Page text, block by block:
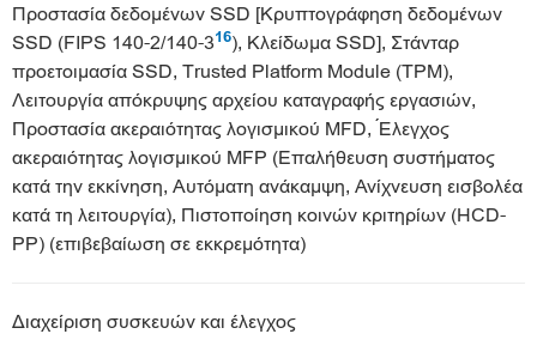
Προστασία δεδομένων SSD [Κρυπτογράφηση δεδομένων
SSD (FIPS 140-2/140-316), Κλείδωμα SSD], Στάνταρ
προετοιμασία SSD, Trusted Platform Module (TPM),
Λειτουργία απόκρυψης αρχείου καταγραφής εργασιών,
Προστασία ακεραιότητας λογισμικού MFD, Έλεγχος
ακεραιότητας λογισμικού MFP (Επαλήθευση συστήματος
κατά την εκκίνηση, Αυτόματη ανάκαμψη, Ανίχνευση εισβολέα
κατά τη λειτουργία), Πιστοποίηση κοινών κριτηρίων (HCD-
PP) (επιβεβαίωση σε εκκρεμότητα)
Διαχείριση συσκευών και έλεγχος